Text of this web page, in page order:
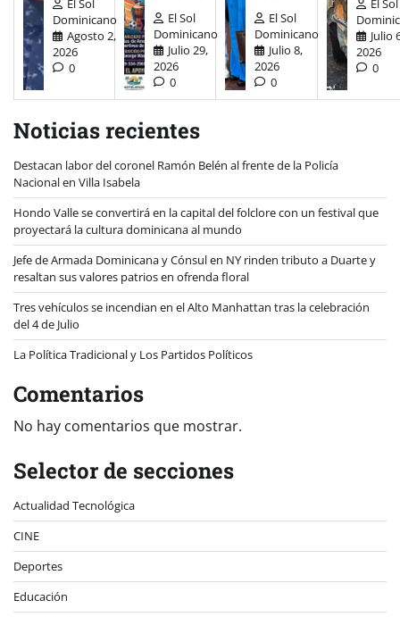
Dominicano
Agosto 2,
2026
0
El Sol
Dominicano
Julio 29,
2026
0
El Sol
Dominicano
Julio 8,
2026
0
Julio
2026
0
Noticias recientes
Destacan labor del coronel Ramón Belén al frente de la Policía
Nacional en Villa Isabela
Hondo Valle se convertirá en la capital del folclore con un festival que
proyectará la cultura dominicana al mundo
Jefe de Armada Dominicana y Cónsul en NY rinden tributo a Duarte y
resaltan sus valores patrios en ofrenda floral
Tres vehículos se incendian en el Alto Manhattan tras la celebración
del 4 de Julio
La Política Tradicional y Los Partidos Políticos
Comentarios
No hay comentarios que mostrar.
Selector de secciones
Actualidad Tecnológica
CINE
Deportes
Educación